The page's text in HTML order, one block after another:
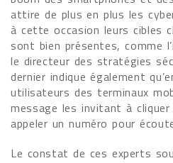
attire de plus en plus les
à cette occasion leurs cibles
sont bien présentes, comme
le directeur des stratégies
dernier indique également
utilisateurs des terminaux
message les invitant à
appeler un numéro pour
Le constat de ces experts